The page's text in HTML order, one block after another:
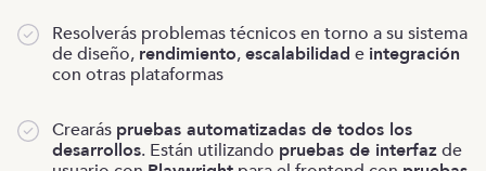
Resolverás problemas técnicos en torno a su sistema
de diseño, rendimiento,escalabilidad e integración
con otras plataformas
Crearás pruebas automatizadas de todos los
desarrollos. Están utilizando pruebas de interfazde